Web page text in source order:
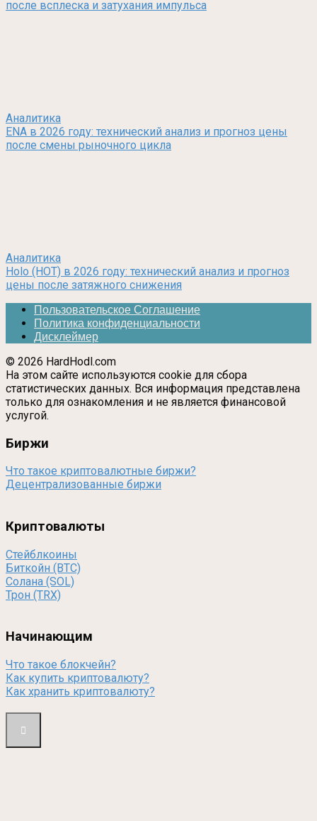
после всплеска и затухания импульса
Аналитика
ENA в 2026 году: технический анализ и прогноз цены
после смены рыночного цикла
Аналитика
Holo (HOT) в 2026 году: технический анализ и прогноз
цены после затяжного снижения
Пользовательское Соглашение
Политика конфиденциальности
Дисклеймер
© 2026 HardHodl.com
На этом сайте используются cookie для сбора
статистических данных. Вся информация представлена
только для ознакомления и не является финансовой
услугой.
Биржи
Что такое криптовалютные биржи?
Децентрализованные биржи
Криптовалюты
Стейблкоины
Биткойн (BTC)
Солана (SOL)
Трон (TRX)
Начинающим
Что такое блокчейн?
Как купить криптовалюту?
Как хранить криптовалюту?